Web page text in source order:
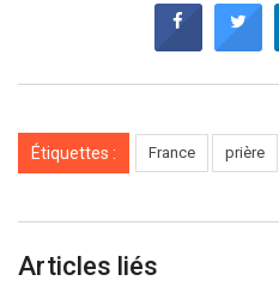
Étiquettes : France prière
Articles liés